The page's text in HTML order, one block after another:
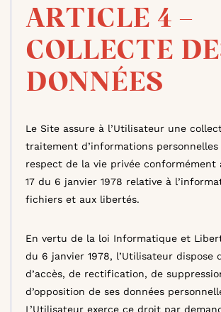
ARTICLE 4 –
COLLECTE
DONNÉES
Le Site assure à l’Utilisateur une
traitement d’informations personnelles
respect de la vie privée conformément
17 du 6 janvier 1978 relative à
fichiers et aux libertés.
En vertu de la loi Informatique et
du 6 janvier 1978, l’Utilisateur dispose
d’accès, de rectification, de
d’opposition de ses données
L’Utilisateur exerce ce droit par